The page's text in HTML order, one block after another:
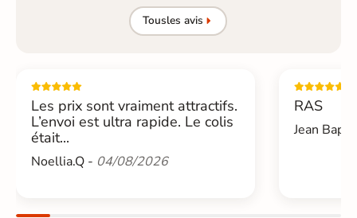
Tousles avis
Les prix sont vraiment attractifs.
L’envoi est ultra rapide. Le colis
était...
Noellia.Q - 04/08/2026
RAS
Jean